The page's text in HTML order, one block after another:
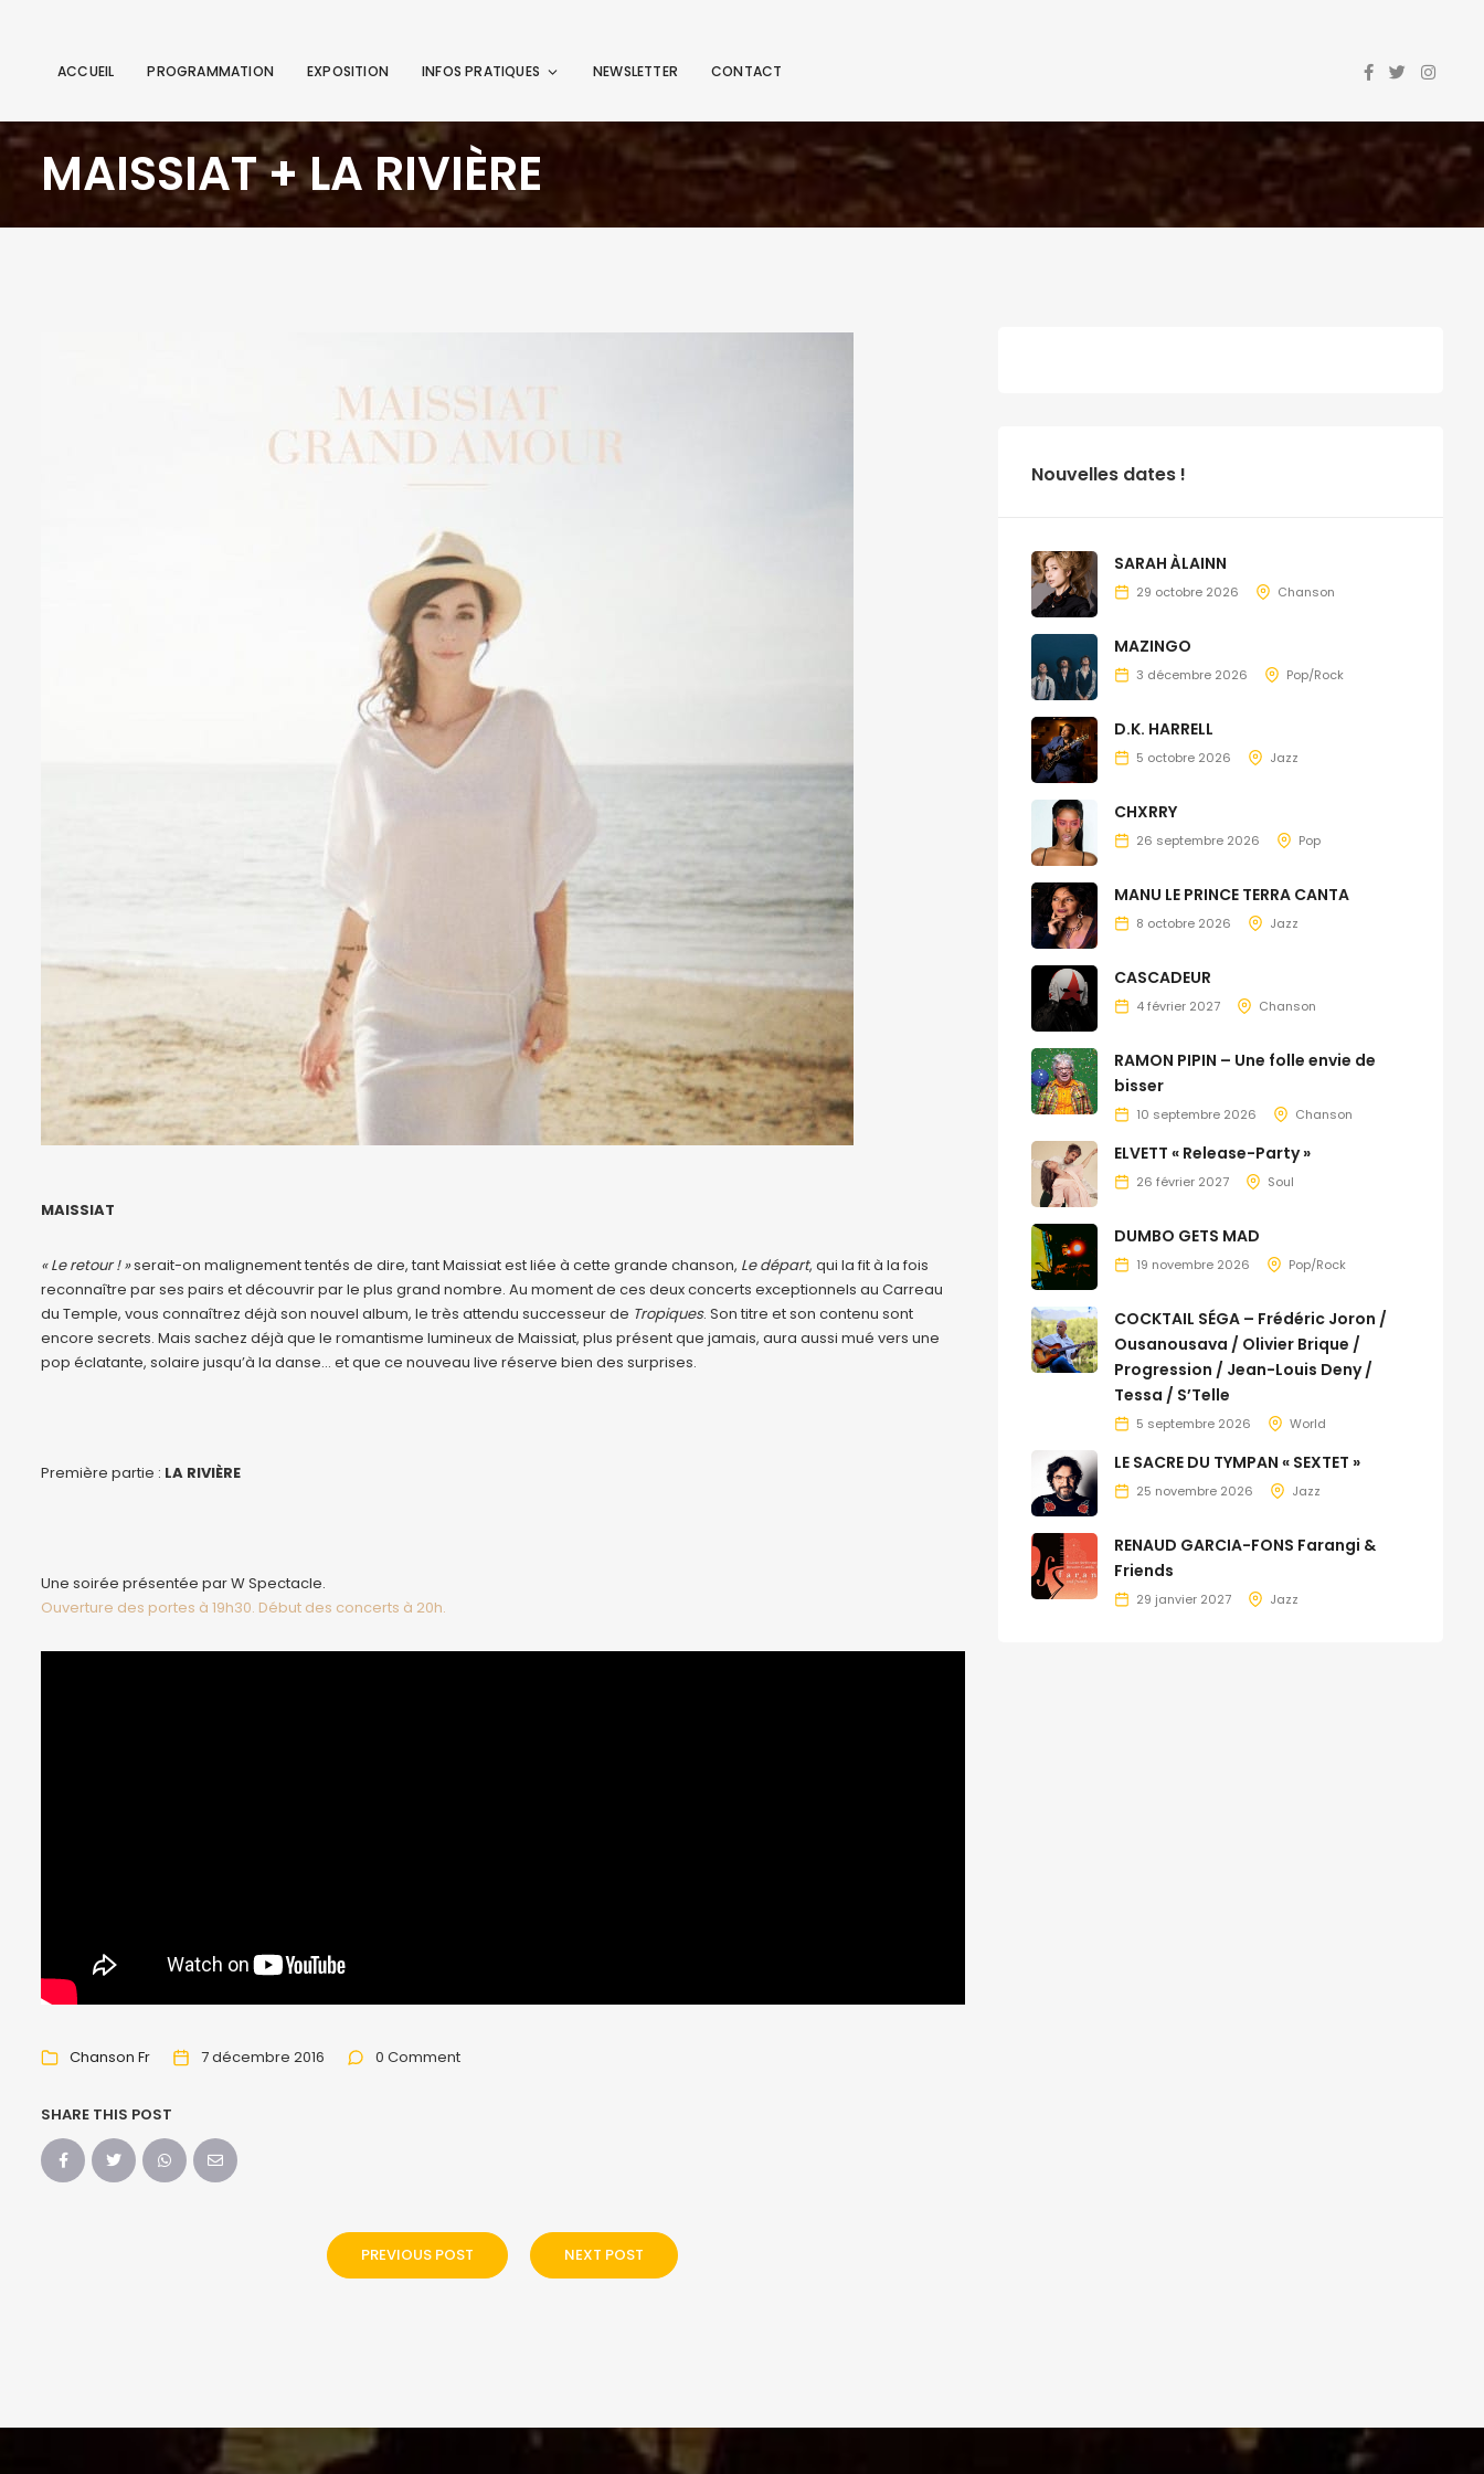
ACCUEIL PROGRAMMATION EXPOSITION INFOS PRATIQUES NEWSLETTER CONTACT
MAISSIAT + LA RIVIÈRE
MAISSIAT
« Le retour ! »serait-on malignement tentés de dire, tant Maissiat est liée à cette grande chanson, Le départ, qui la fit à la fois
reconnaître par ses pairs et découvrir par le plus grand nombre. Au moment de ces deux concerts exceptionnels au Carreau
du Temple, vous connaîtrez déjà son nouvel album, le très attendu successeur de Tropiques. Son titre et son contenu sont
encore secrets. Mais sachez déjà que le romantisme lumineux de Maissiat, plus présent que jamais, aura aussi mué vers une
pop éclatante, solaire jusqu’à la danse… et que ce nouveau live réserve bien des surprises.
Première partie : LA RIVIÈRE
Une soirée présentée par W Spectacle.
Ouverture des portes à 19h30. Début des concerts à 20h.
Chanson Fr 7 décembre 2016 0 Comment
SHARE THIS POST
PREVIOUS POST NEXT POST
Nouvelles dates !
SARAH ÀLAINN
29 octobre 2026 Chanson
MAZINGO
3 décembre 2026 Pop/Rock
D.K. HARRELL
5 octobre 2026 Jazz
CHXRRY
26 septembre 2026 Pop
MANU LE PRINCE TERRA CANTA
8 octobre 2026 Jazz
CASCADEUR
4 février 2027 Chanson
RAMON PIPIN – Une folle envie de
bisser
10 septembre 2026 Chanson
ELVETT « Release-Party »
26 février 2027 Soul
DUMBO GETS MAD
19 novembre 2026 Pop/Rock
COCKTAIL SÉGA – Frédéric Joron /
Ousanousava / Olivier Brique /
Progression / Jean-Louis Deny /
Tessa / S’Telle
5 septembre 2026 World
LE SACRE DU TYMPAN « SEXTET »
25 novembre 2026 Jazz
RENAUD GARCIA-FONS Farangi &
Friends
29 janvier 2027 Jazz